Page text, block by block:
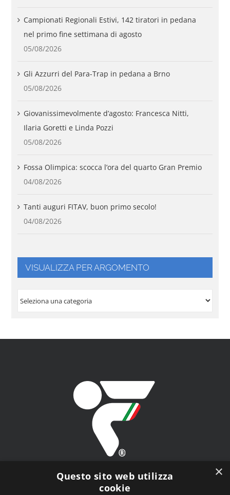
Campionati Regionali Estivi, 142 tiratori in pedana
nel primo fine settimana di agosto
05/08/2026
Gli Azzurri del Para-Trap in pedana a Brno
05/08/2026
Giovanissimevolmente d’agosto: Francesca Nitti,
Ilaria Goretti e Linda Pozzi
05/08/2026
Fossa Olimpica: scocca l’ora del quarto Gran Premio
04/08/2026
Tanti auguri FITAV, buon primo secolo!
04/08/2026
VISUALIZZA PER ARGOMENTO
×
Questo sito web utilizza
cookie